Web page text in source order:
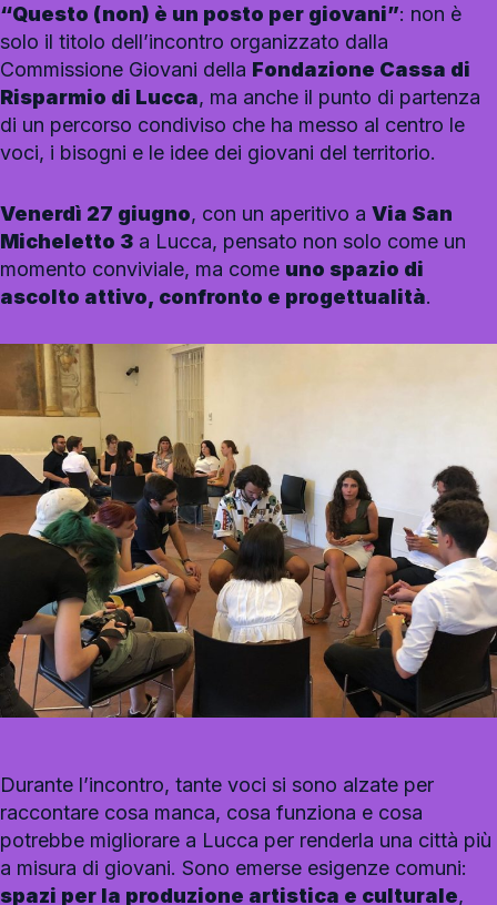
“Questo (non) è un posto per giovani”: non è
solo il titolo dell’incontro organizzato dalla
Commissione Giovani della Fondazione Cassa di
Risparmio di Lucca, ma anche il punto di partenza
di un percorso condiviso che ha messo al centro le
voci, i bisogni e le idee dei giovani del territorio.
Venerdì 27 giugno, con un aperitivo a Via San
Micheletto 3 a Lucca, pensato non solo come un
momento conviviale, ma come uno spazio di
ascolto attivo, confronto e progettualità.
Durante l’incontro, tante voci si sono alzate per
raccontare cosa manca, cosa funziona e cosa
potrebbe migliorare a Lucca per renderla una città più
a misura di giovani. Sono emerse esigenze comuni:
spazi per la produzione artistica e culturale,